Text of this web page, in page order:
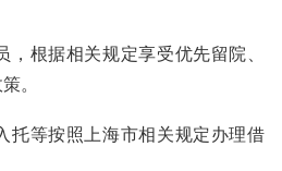
，根据相关规定享受优先留院、
。
托等按照上海市相关规定办理借